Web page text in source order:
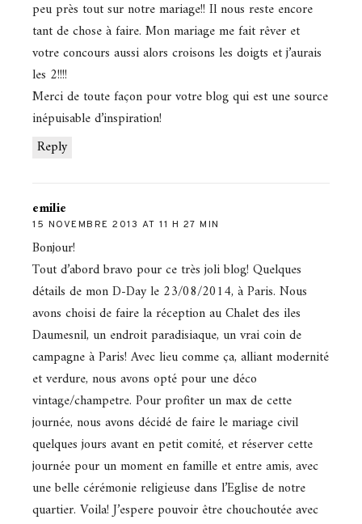
Reply
peu près tout sur notre mariage!! Il nous reste encore
tant de chose à faire. Mon mariage me fait rêver et
votre concours aussi alors croisons les doigts et j’aurais
les 2!!!!
Merci de toute façon pour votre blog qui est une source
inépuisable d’inspiration!
emilie
15 NOVEMBRE 2013 AT 11 H 27 MIN
Bonjour!
Tout d’abord bravo pour ce très joli blog! Quelques
détails de mon D-Day le 23/08/2014, à Paris. Nous
avons choisi de faire la réception au Chalet des iles
Daumesnil, un endroit paradisiaque, un vrai coin de
campagne à Paris! Avec lieu comme ça, alliant modernité
et verdure, nous avons opté pour une déco
vintage/champetre. Pour profiter un max de cette
journée, nous avons décidé de faire le mariage civil
quelques jours avant en petit comité, et réserver cette
journée pour un moment en famille et entre amis, avec
une belle cérémonie religieuse dans l’Eglise de notre
quartier. Voila! J’espere pouvoir être chouchoutée avec